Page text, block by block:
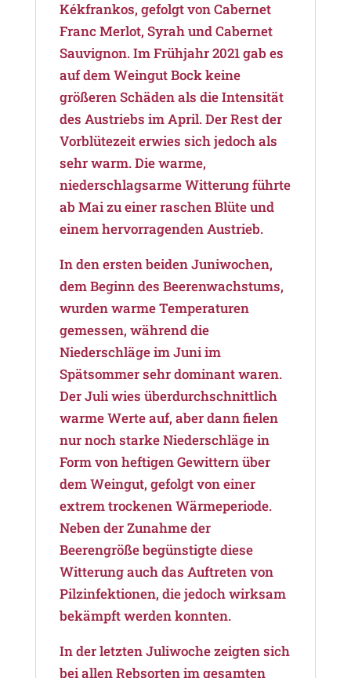
Kékfrankos, gefolgt von Cabernet
Franc Merlot, Syrah und Cabernet
Sauvignon. Im Frühjahr 2021 gab es
auf dem Weingut Bock keine
größeren Schäden als die Intensität
des Austriebs im April. Der Rest der
Vorblütezeit erwies sich jedoch als
sehr warm. Die warme,
niederschlagsarme Witterung führte
ab Mai zu einer raschen Blüte und
einem hervorragenden Austrieb.
In den ersten beiden Juniwochen,
dem Beginn des Beerenwachstums,
wurden warme Temperaturen
gemessen, während die
Niederschläge im Juni im
Spätsommer sehr dominant waren.
Der Juli wies überdurchschnittlich
warme Werte auf, aber dann fielen
nur noch starke Niederschläge in
Form von heftigen Gewittern über
dem Weingut, gefolgt von einer
extrem trockenen Wärmeperiode.
Neben der Zunahme der
Beerengröße begünstigte diese
Witterung auch das Auftreten von
Pilzinfektionen, die jedoch wirksam
bekämpft werden konnten.
In der letzten Juliwoche zeigten sich
bei allen Rebsorten im gesamten